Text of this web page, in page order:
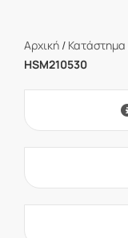
Αρχική / Κατάστημα
HSM210530